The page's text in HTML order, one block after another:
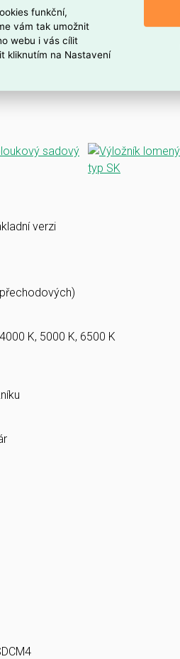
verzi
K, 5000 K, 6500 K
funkční,
vám tak umožnit
webu i vás cílit
kliknutím na Nastavení